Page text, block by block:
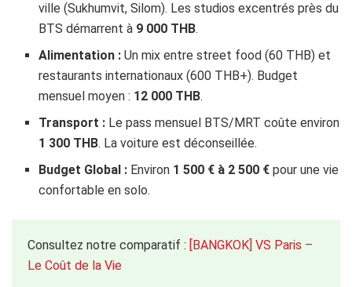
ville (Sukhumvit, Silom). Les studios excentrés près du
BTS démarrent à 9 000 THB.
Alimentation : Un mix entre street food (60 THB) et
restaurants internationaux (600 THB+). Budget
mensuel moyen : 12 000 THB.
Transport : Le pass mensuel BTS/MRT coûte environ
1 300 THB. La voiture est déconseillée.
Budget Global : Environ 1 500 € à 2 500 € pour une vie
confortable en solo.
Consultez notre comparatif :
[BANGKOK] VS Paris –
Le Coût de la Vie